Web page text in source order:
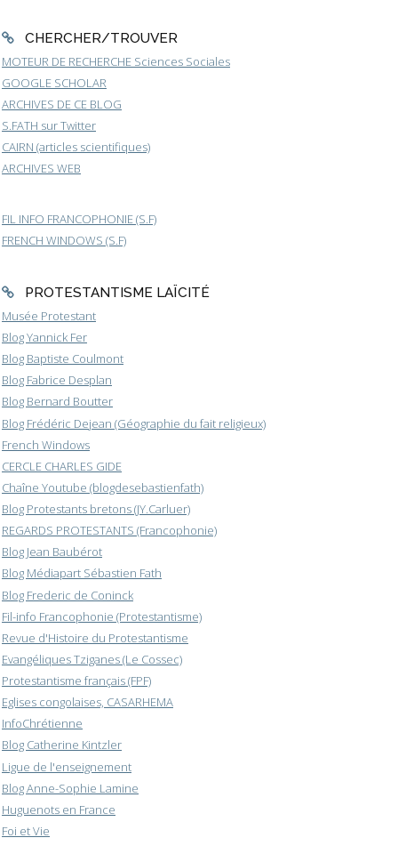
CHERCHER/TROUVER
MOTEUR DE RECHERCHE Sciences Sociales
GOOGLE SCHOLAR
ARCHIVES DE CE BLOG
S.FATH sur Twitter
CAIRN (articles scientifiques)
ARCHIVES WEB
FIL INFO FRANCOPHONIE (S.F)
FRENCH WINDOWS (S.F)
PROTESTANTISME LAÏCITÉ
Musée Protestant
Blog Yannick Fer
Blog Baptiste Coulmont
Blog Fabrice Desplan
Blog Bernard Boutter
Blog Frédéric Dejean (Géographie du fait religieux)
French Windows
CERCLE CHARLES GIDE
Chaîne Youtube (blogdesebastienfath)
Blog Protestants bretons (JY.Carluer)
REGARDS PROTESTANTS (Francophonie)
Blog Jean Baubérot
Blog Médiapart Sébastien Fath
Blog Frederic de Coninck
Fil-info Francophonie (Protestantisme)
Revue d'Histoire du Protestantisme
Evangéliques Tziganes (Le Cossec)
Protestantisme français (FPF)
Eglises congolaises, CASARHEMA
InfoChrétienne
Blog Catherine Kintzler
Ligue de l'enseignement
Blog Anne-Sophie Lamine
Huguenots en France
Foi et Vie